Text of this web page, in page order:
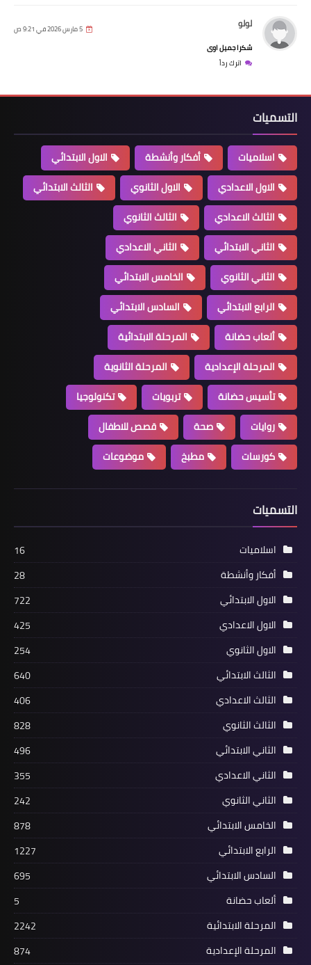
لولو 5 مارس 2026 في 9:21 ص
شكرا جميل اوى
اترك رداً
التسميات
اسلاميات أفكار وأنشطة
الاول الابتدائي
الاول الاعدادي
الاول الثانوي
الثالث الابتدائي
الثالث الاعدادي
الثالث الثانوي
الثاني الابتدائي
الثاني الاعدادي
الثاني الثانوي
الخامس الابتدائي
الرابع الابتدائي
السادس الابتدائي
ألعاب حضانة
المرحلة الابتدائية
المرحلة الإعدادية
المرحلة الثانوية
تأسيس حضانة
تربويات
تكنولوجيا
روايات
صحة
قصص للاطفال
كورسات
مطبخ موضوعات
التسميات
اسلاميات
16
أفكار وأنشطة
28
الاول الابتدائي
722
الاول الاعدادي
425
الاول الثانوي
254
الثالث الابتدائي
640
الثالث الاعدادي
406
الثالث الثانوي
828
الثاني الابتدائي
496
الثاني الاعدادي
355
الثاني الثانوي
242
الخامس الابتدائي
878
الرابع الابتدائي
1227
السادس الابتدائي
695
ألعاب حضانة
5
المرحلة الابتدائية
2242
المرحلة الإعدادية
874